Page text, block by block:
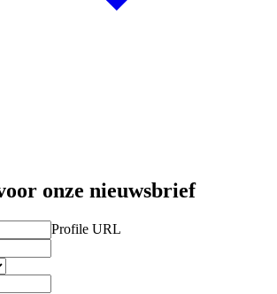
onze nieuwsbrief
Profile URL